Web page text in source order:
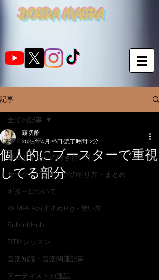
DOGRA MAGRA
記事
全ての記事
SNSとギターの向き合い方
サークルピッキングのやり方・まとめ
ギターについて
KEMPERおすすめRig・使い方
SubmitHub
DTMレッスン
音楽知識・音楽関連記事
アーティストの逸話
全ての記事
個人的にブースターで重視
してる部分
霧切酢
2025年4月26日 読了時間: 2分